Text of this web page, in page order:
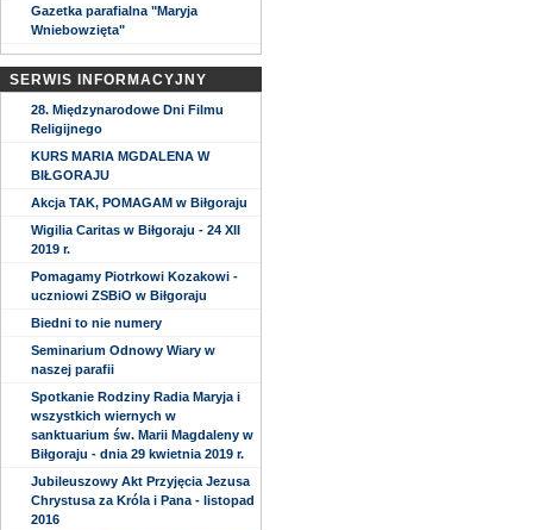
Gazetka parafialna "Maryja
Wniebowzięta"
SERWIS INFORMACYJNY
28. Międzynarodowe Dni Filmu
Religijnego
KURS MARIA MGDALENA W
BIŁGORAJU
Akcja TAK, POMAGAM w Biłgoraju
Wigilia Caritas w Biłgoraju - 24 XII
2019 r.
Pomagamy Piotrkowi Kozakowi -
uczniowi ZSBiO w Biłgoraju
Biedni to nie numery
Seminarium Odnowy Wiary w
naszej parafii
Spotkanie Rodziny Radia Maryja i
wszystkich wiernych w
sanktuarium św. Marii Magdaleny w
Biłgoraju - dnia 29 kwietnia 2019 r.
Jubileuszowy Akt Przyjęcia Jezusa
Chrystusa za Króla i Pana - listopad
2016